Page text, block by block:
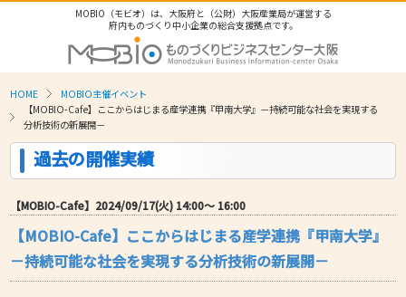
MOBIO（モビオ）は、大阪府と（公財）大阪産業局が運営する
府内ものづくり中小企業の総合支援拠点です。
HOME
MOBIO主催イベント
【MOBIO-Cafe】ここからはじまる産学連携『甲南大学』－持続可能な社会を実現する
分析技術の新展開－
過去の開催実績
【MOBIO-Cafe】2024/09/17(火) 14:00〜 16:00
【MOBIO-Cafe】ここからはじまる産学連携『甲南大学』
－持続可能な社会を実現する分析技術の新展開－